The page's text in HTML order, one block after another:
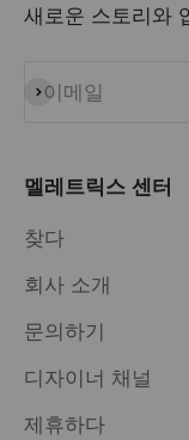
새로운 스토리와
이메일
구독
멜레트릭스 센터
찾다
회사 소개
문의하기
디자이너 채널
제휴하다